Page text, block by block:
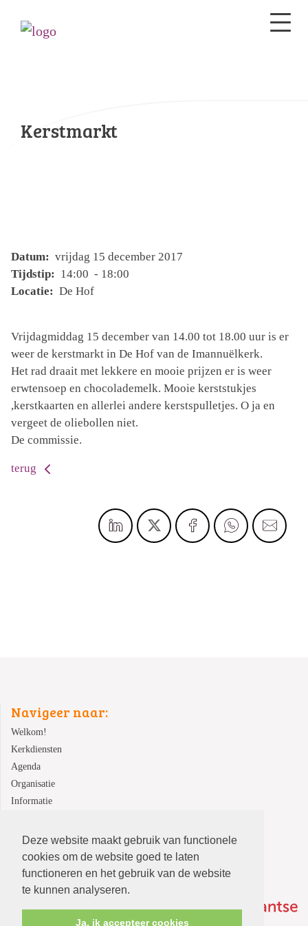
Deze website maakt gebruik van functionele
cookies om de website goed te laten
functioneren en het gebruik van de website
te kunnen analyseren.
Ja, ik accepteer cookies
Kerstmarkt
Datum: vrijdag 15 december 2017
Tijdstip: 14:00 - 18:00
Locatie: De Hof
Vrijdagmiddag 15 december van 14.00 tot 18.00 uur is er
weer de kerstmarkt in De Hof van de Imannuëlkerk.
Het rad draait met lekkere en mooie prijzen er is weer
erwtensoep en chocolademelk. Mooie kerststukjes
,kerstkaarten en allerlei andere kerstspulletjes. O ja en
vergeet de oliebollen niet.
De commissie.
terug
Navigeer naar:
Welkom!
Kerkdiensten
Agenda
Organisatie
Informatie